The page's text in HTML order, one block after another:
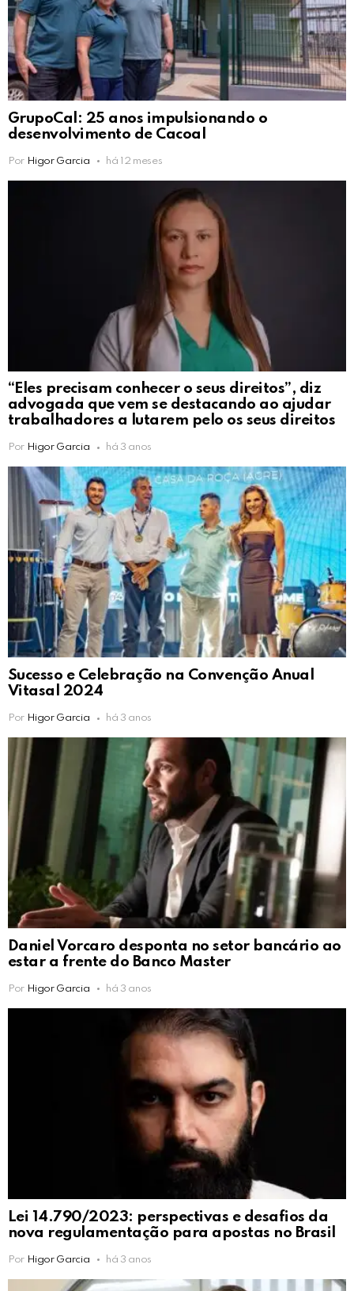
GrupoCal: 25 anos impulsionando o
desenvolvimento de Cacoal
Por Higor Garcia há 12 meses
“Eles precisam conhecer o seus direitos”, diz
advogada que vem se destacando ao ajudar
trabalhadores a lutarem pelo os seus direitos
Por Higor Garcia há 3 anos
Sucesso e Celebração na Convenção Anual
Vitasal 2024
Por Higor Garcia há 3 anos
Daniel Vorcaro desponta no setor bancário ao
estar a frente do Banco Master
Por Higor Garcia há 3 anos
Lei 14.790/2023: perspectivas e desafios da
nova regulamentação para apostas no Brasil
Por Higor Garcia há 3 anos